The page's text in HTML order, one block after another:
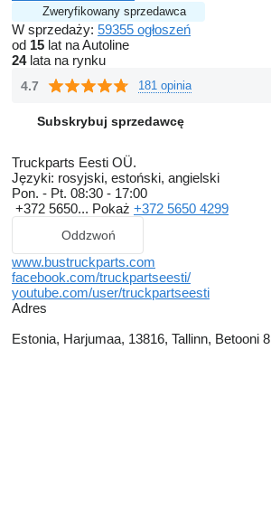
Zweryfikowany sprzedawca
W sprzedaży: 59355 ogłoszeń
od 15 lat na Autoline
24lata na rynku
4.7 181 opinia
Subskrybuj sprzedawcę
Truckparts Eesti OÜ.
Języki: rosyjski, estoński, angielski
Pon. - Pt. 08:30 - 17:00
+372 5650... Pokaż +372 5650 4299
Oddzwoń
www.bustruckparts.com
facebook.com/truckpartseesti/
youtube.com/user/truckpartseesti
Adres
Estonia, Harjumaa, 13816, Tallinn, Betooni 8